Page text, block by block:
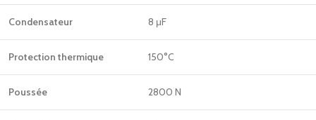
Condensateur 8 μF
Protection thermique 150°C
Poussée 2800 N